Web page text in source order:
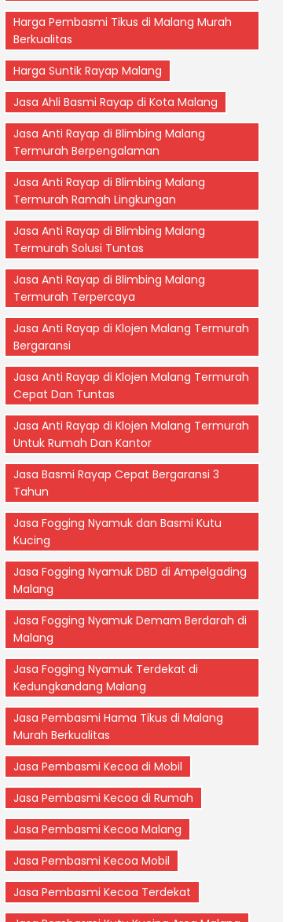
Harga Pembasmi Tikus di Malang Murah
Berkualitas
Harga Suntik Rayap Malang
Jasa Ahli Basmi Rayap di Kota Malang
Jasa Anti Rayap di Blimbing Malang
Termurah Berpengalaman
Jasa Anti Rayap di Blimbing Malang
Termurah Ramah Lingkungan
Jasa Anti Rayap di Blimbing Malang
Termurah Solusi Tuntas
Jasa Anti Rayap di Blimbing Malang
Termurah Terpercaya
Jasa Anti Rayap di Klojen Malang Termurah
Bergaransi
Jasa Anti Rayap di Klojen Malang Termurah
Cepat Dan Tuntas
Jasa Anti Rayap di Klojen Malang Termurah
Untuk Rumah Dan Kantor
Jasa Basmi Rayap Cepat Bergaransi 3
Tahun
Jasa Fogging Nyamuk dan Basmi Kutu
Kucing
Jasa Fogging Nyamuk DBD di Ampelgading
Malang
Jasa Fogging Nyamuk Demam Berdarah di
Malang
Jasa Fogging Nyamuk Terdekat di
Kedungkandang Malang
Jasa Pembasmi Hama Tikus di Malang
Murah Berkualitas
Jasa Pembasmi Kecoa di Mobil
Jasa Pembasmi Kecoa di Rumah
Jasa Pembasmi Kecoa Malang
Jasa Pembasmi Kecoa Mobil
Jasa Pembasmi Kecoa Terdekat